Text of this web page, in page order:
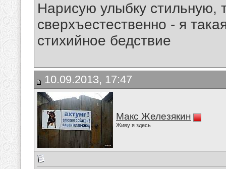
Нарисую улыбку стильную,
сверхъестественно - я
стихийное бедствие
10.09.2013, 17:47
Макс Железякин
Живу я здесь